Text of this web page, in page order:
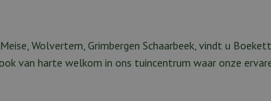
Wolvertem, Grimbergen Schaarbeek, vindt u
van harte welkom in ons tuincentrum waar onze